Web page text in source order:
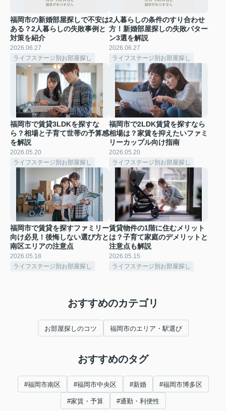
福岡市の新婚部屋探しで不安は
ある？2人暮らしの失敗事例と
対策を紹介
2026.06.27
ライフステージ別お部屋探し
2人暮らしの条件のすり合わせ
方！新婚部屋探しの失敗パター
ン3選を解説
2026.06.27
ライフステージ別お部屋探し
福岡市で賃貸3LDKを探すな
ら？相場と子育て世帯の予算感
を解説
2026.05.20
ライフステージ別お部屋探し
福岡市で2LDK賃貸を探すなら
相場は？家賃を抑えたいファミ
リーカップル向け指南
2026.05.20
ライフステージ別お部屋探し
福岡市で賃貸を探すファミリー
向け必見！後悔しない選び方と
南区エリアの注意点
2026.05.18
ライフステージ別お部屋探し
賃貸物件の1階に住むメリット
は？子育て家庭のデメリットと
注意点も解説
2026.05.15
ライフステージ別お部屋探し
おすすめのカテゴリ
お部屋探しのコツ 福岡市のエリア・駅選び
おすすめのタグ
#福岡市南区 #福岡市中央区 #新婚 #福岡市博多区
#家賃・予算 #通勤・利便性